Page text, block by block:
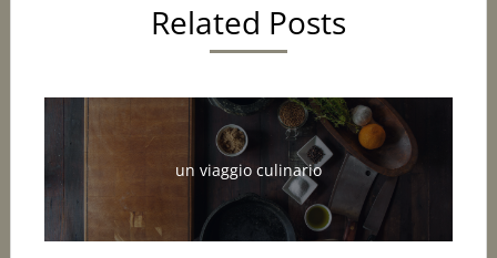
Related Posts
un viaggio culinario